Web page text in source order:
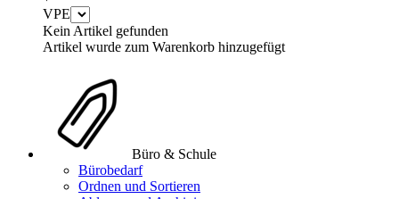
VPE
Kein Artikel gefunden
Artikel wurde zum Warenkorb hinzugefügt
Büro & Schule
Bürobedarf
Ordnen und Sortieren